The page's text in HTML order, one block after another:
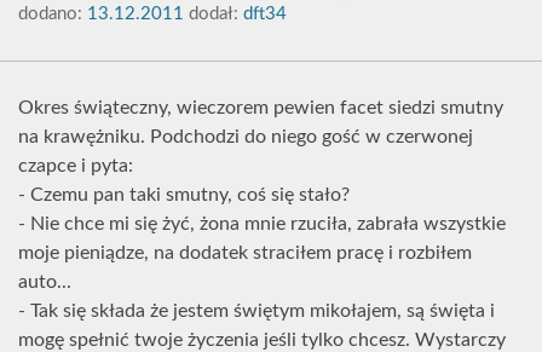
dodano: 13.12.2011 dodał: dft34
Okres świąteczny, wieczorem pewien facet siedzi smutny
na krawężniku. Podchodzi do niego gość w czerwonej
czapce i pyta:
- Czemu pan taki smutny, coś się stało?
- Nie chce mi się żyć, żona mnie rzuciła, zabrała wszystkie
moje pieniądze, na dodatek straciłem pracę i rozbiłem
auto...
- Tak się składa że jestem świętym mikołajem, są święta i
mogę spełnić twoje życzenia jeśli tylko chcesz. Wystarczy